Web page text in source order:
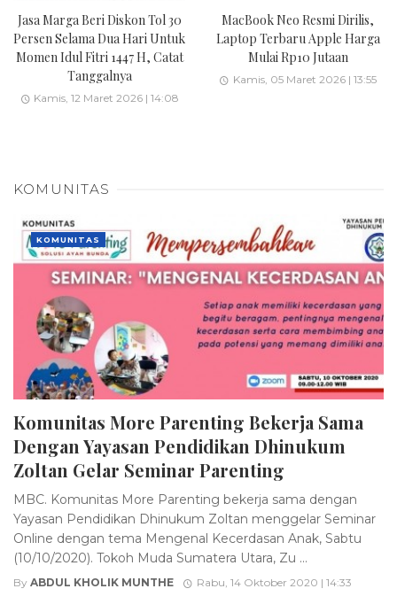
Jasa Marga Beri Diskon Tol 30
Persen Selama Dua Hari Untuk
Momen Idul Fitri 1447 H, Catat
Tanggalnya
Kamis, 12 Maret 2026 | 14:08
MacBook Neo Resmi Dirilis,
Laptop Terbaru Apple Harga
Mulai Rp10 Jutaan
Kamis, 05 Maret 2026 | 13:55
KOMUNITAS
KOMUNITAS
Komunitas More Parenting Bekerja Sama
Dengan Yayasan Pendidikan Dhinukum
Zoltan Gelar Seminar Parenting
MBC. Komunitas More Parenting bekerja sama dengan
Yayasan Pendidikan Dhinukum Zoltan menggelar Seminar
Online dengan tema Mengenal Kecerdasan Anak, Sabtu
(10/10/2020). Tokoh Muda Sumatera Utara, Zu ...
By ABDUL KHOLIK MUNTHE Rabu, 14 Oktober 2020 | 14:33